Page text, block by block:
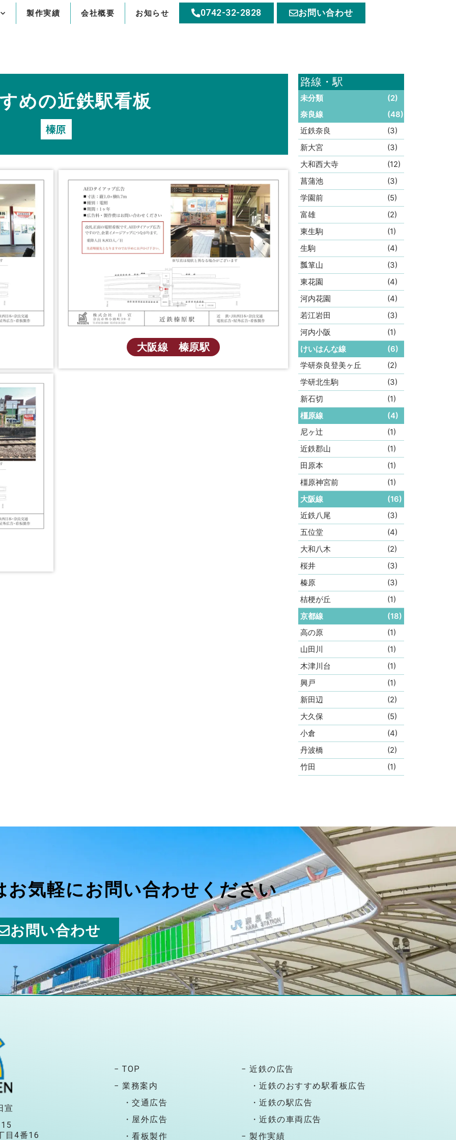
製作実績 会社概要 お知らせ 0742-32-2828 お問い合わせ
めの近鉄駅看板
榛原
大阪線 榛原駅
路線・駅
未分類
(2)
奈良線
(48)
近鉄奈良
(3)
新大宮
(3)
大和西大寺
(12)
菖蒲池
(3)
学園前
(5)
富雄
(2)
東生駒
(1)
生駒
(4)
瓢箪山
(3)
東花園
(4)
河内花園
(4)
若江岩田
(3)
河内小阪
(1)
けいはんな線
(6)
学研奈良登美ヶ丘
(2)
学研北生駒
(3)
新石切
(1)
橿原線
(4)
尼ヶ辻
(1)
近鉄郡山
(1)
田原本
(1)
橿原神宮前
(1)
大阪線
(16)
近鉄八尾
(3)
五位堂
(4)
大和八木
(2)
桜井
(3)
榛原
(3)
桔梗が丘
(1)
京都線
(18)
高の原
(1)
山田川
(1)
木津川台
(1)
興戸
(1)
新田辺
(2)
大久保
(5)
小倉
(4)
丹波橋
(2)
竹田
(1)
お気軽にお問い合わせください
お問い合わせ
宣
目4番16
− TOP
− 業務案内
・交通広告
・屋外広告
・看板製作
− 近鉄の広告
・近鉄のおすすめ駅看板広告
・近鉄の駅広告
・近鉄の車両広告
− 製作実績